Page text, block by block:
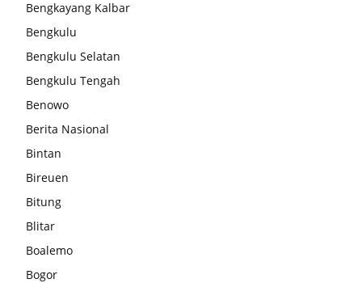
Bengkayang Kalbar
Bengkulu
Bengkulu Selatan
Bengkulu Tengah
Benowo
Berita Nasional
Bintan
Bireuen
Bitung
Blitar
Boalemo
Bogor